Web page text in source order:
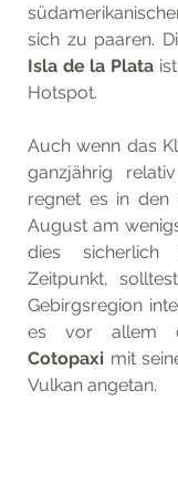
Isla de la Plata
Hotspot.
Auch wenn das
ganzjährig
regnet es in den
August am
dies
Zeitpunkt,
Gebirgsregion
Cotopaxi mit
Vulkan angetan.